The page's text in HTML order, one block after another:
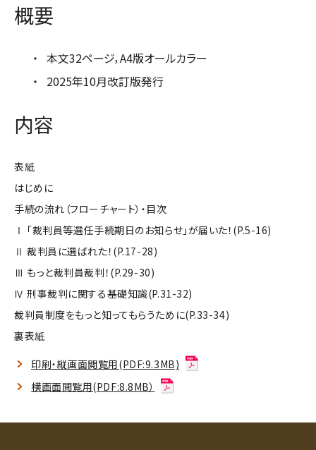
概要
本文32ページ，A4版オールカラー
2025年10月改訂版発行
内容
表紙
はじめに
手続の流れ（フローチャート）・目次
Ⅰ 「裁判員等選任手続期日のお知らせ」が届いた！(P.5-16)
Ⅱ 裁判員に選ばれた！(P.17-28)
Ⅲ もっと裁判員裁判！(P.29-30)
Ⅳ 刑事裁判に関する基礎知識(P.31-32)
裁判員制度をもっと知ってもらうために(P.33-34)
裏表紙
印刷・縦画面閲覧用(PDF:9.3MB)
横画面閲覧用(PDF:8.8MB）